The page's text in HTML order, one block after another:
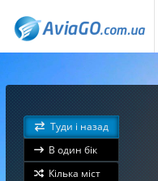
Туди і назад
В один бік
Кілька міст